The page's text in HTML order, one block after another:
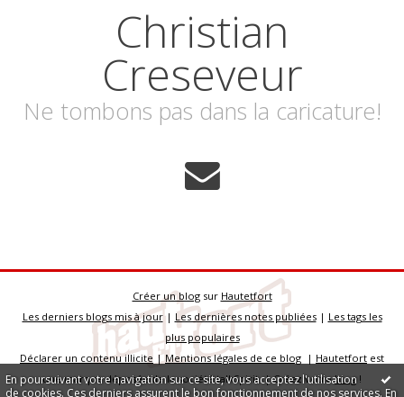
En poursuivant votre navigation sur ce site, vous acceptez l'utilisation
de cookies. Ces derniers assurent le bon fonctionnement de nos services. En
Christian
Creseveur
Ne tombons pas dans la caricature!
Créer un blogsur Hautetfort
Les derniers blogs mis à jour| Les dernières notes publiées| Les tags les
plus populaires
Déclarer un contenu illicite |Mentions légales de ce blog | Hautetfort est
une marque déposée de la société talkSpirit | Créez votreblog !